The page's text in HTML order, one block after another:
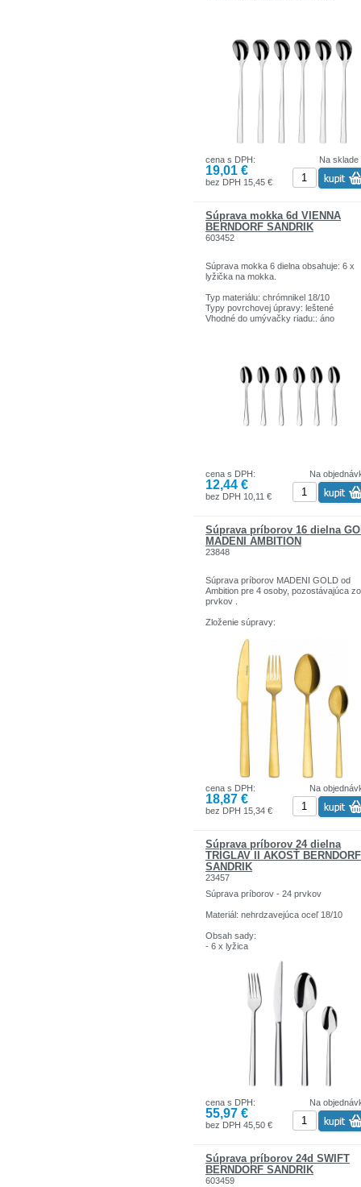
Na sklade
cena s DPH:
19,01 €
bez DPH 15,45 €
Súprava mokka 6d VIENNA
BERNDORF SANDRIK
603452
Súprava mokka 6 dielna obsahuje: 6 x
lyžička na mokka.
Typ materiálu: chrómnikel 18/10
Typy povrchovej úpravy: leštené
Vhodné do umývačky riadu:: áno
Na
cena s DPH:
12,44 €
bez DPH 10,11 €
Súprava príborov 16 dielna
MADENI AMBITION
23848
Súprava príborov MADENI GOLD od
Ambition pre 4 osoby, pozostávajúca
prvkov .
Zloženie súpravy:
- 4x vidlička
- 4 x polievková lyžica
- 4 x kávová lyžička
Na
cena s DPH:
18,87 €
bez DPH 15,34 €
Súprava príborov 24 dielna
TRIGLAV II AKOSŤ BERNDORF
SANDRIK
23457
Súprava príborov - 24 prvkov
Materiál: nehrdzavejúca oceľ 18/10
Obsah sady:
- 6 x lyžica
- 6 x čajová lyžička
Na
cena s DPH:
55,97 €
bez DPH 45,50 €
Súprava príborov 24d SWIFT
BERNDORF SANDRIK
603459